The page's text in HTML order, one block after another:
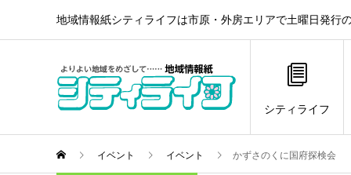
地域情報紙シティライフは市原・外房エリアで土曜日発行
シティライフ
イベント イベント かずさのくに国府探検会